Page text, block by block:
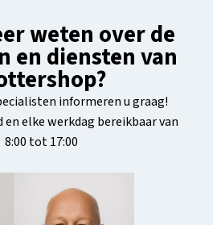
weten over de
en diensten van
informeren u graag!
elke werkdag bereikbaar van
8:00 tot 17:00